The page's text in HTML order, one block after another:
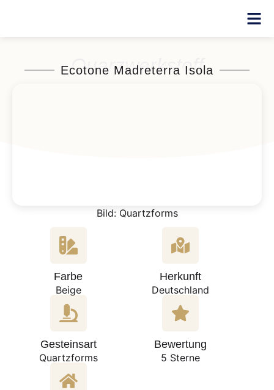
Quarzwerkstoff
Ecotone Madreterra Isola
Bild: Quartzforms
Farbe
Beige
Herkunft
Deutschland
Gesteinsart
Quartzforms
Bewertung
5 Sterne